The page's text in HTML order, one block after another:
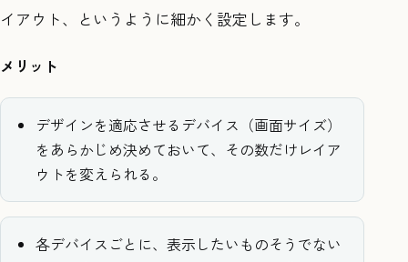
イアウト、というように細かく設定します。
メリット
デザインを適応させるデバイス（画面サイズ）
をあらかじめ決めておいて、その数だけレイア
ウトを変えられる。
各デバイスごとに、表示したいものそうでない